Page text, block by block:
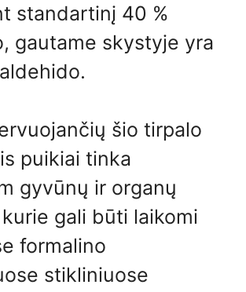
standartinį 40 %
gautame skystyje yra
šio tirpalo
puikiai tinka
gyvūnų ir organų
gali būti laikomi
formalino
stikliniuose